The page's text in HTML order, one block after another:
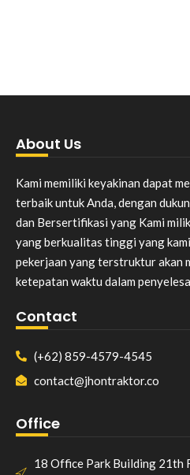
About Us
Kami memiliki keyakinan dapat
terbaik untuk Anda, dengan
dan Bersertifikasi yang Kami
yang berkualitas tinggi yang
pekerjaan yang terstruktur akan
ketepatan waktu dalam
Contact
(+62) 859-4579-4545
contact@jhontraktor.co
Office
18 Office Park Building 21th